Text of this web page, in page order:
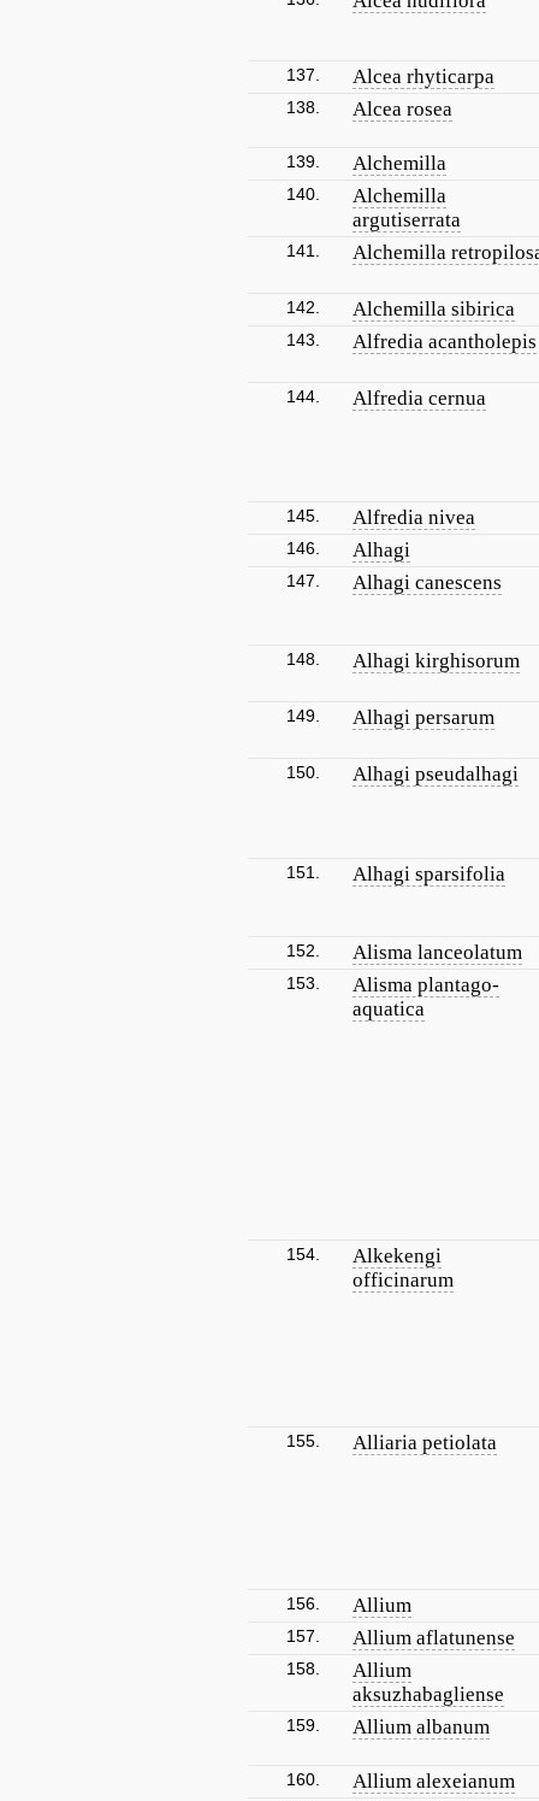
137. Alcea rhyticarpa
138. Alcea rosea
139. Alchemilla
140.
Alchemilla
argutiserrata
141. Alchemilla
142. Alchemilla sibirica
143. Alfredia acantholepis
144. Alfredia cernua
145. Alfredia nivea
146. Alhagi
147. Alhagi canescens
148. Alhagi kirghisorum
149. Alhagi persarum
150. Alhagi pseudalhagi
151. Alhagi sparsifolia
152. Alisma lanceolatum
153.
Alisma plantago-
aquatica
154.
Alkekengi
officinarum
155. Alliaria petiolata
156. Allium
157. Allium aflatunense
158.
Allium
aksuzhabagliense
159. Allium albanum
160. Allium alexeianum